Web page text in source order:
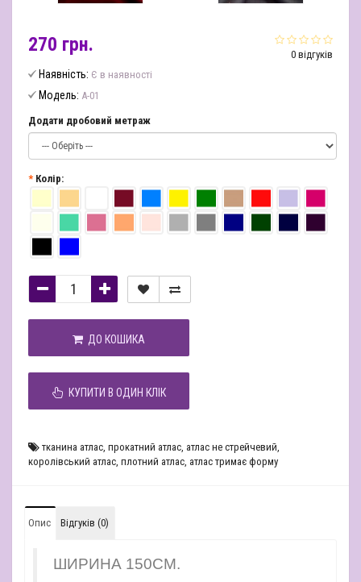
0 відгуків
270 грн.
Наявність: Є в наявності
Модель: A-01
Додати дробовий метраж
Колір:
ДО КОШИКА
КУПИТИ В ОДИН КЛІК
тканина атлас, прокатний атлас, атлас не стрейчевий,
королівський атлас, плотний атлас, атлас тримає форму
Опис Відгуків (0)
ШИРИНА 150СМ.